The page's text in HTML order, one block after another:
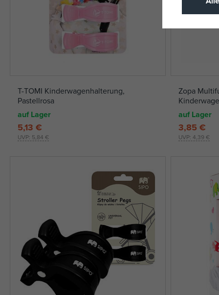
T-TOMI Kinderwagenhalterung,
Pastellrosa
auf Lager
UVP: 5,84 €
5,13 €
Zopa
auf Lager
UVP: 4,39 €
3,85 €